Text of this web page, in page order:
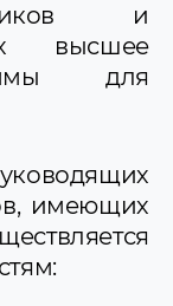
и
высшее
для
имеющих